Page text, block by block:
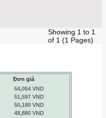
Đơn giá
54,054 VND
51,597 VND
50,180 VND
48,880 VND
Showing 1 to 1
of 1 (1 Pages)